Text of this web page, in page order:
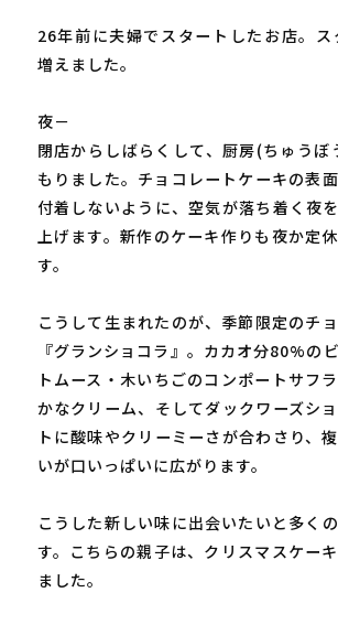
26年前に夫婦でスタートしたお店。
増えました。
夜－
閉店からしばらくして、厨房(ちゅうぼ
もりました。チョコレートケーキの表
付着しないように、空気が落ち着く夜
上げます。新作のケーキ作りも夜か定
す。
こうして生まれたのが、季節限定のチ
『グランショコラ』。カカオ分80%の
トムース・木いちごのコンポートサフ
かなクリーム、そしてダックワーズシ
トに酸味やクリーミーさが合わさり、
いが口いっぱいに広がります。
こうした新しい味に出会いたいと多く
す。こちらの親子は、クリスマスケー
ました。